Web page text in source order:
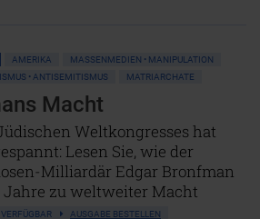
AMERIKA
MASSENMEDIEN • MANIPULATION
• ANTISEMITISMUS MATRIARCHATE
Macht
Weltkongresses hat
Lesen Sie, wie der
Milliardär Edgar Bronfman
zu weltweiter Macht
AUSGABE BESTELLEN